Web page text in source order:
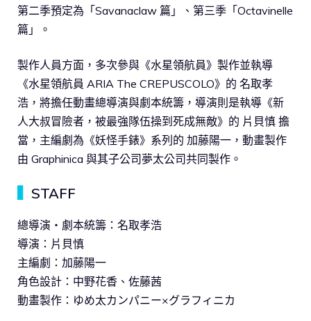
第二季預定為「Savanaclaw 篇」、第三季「Octavinelle
篇」。
製作人員方面，多次參與《水星領航員》製作並執導
《水星領航員 ARIA The CREPUSCOLO》的 名取孝
浩，將擔任動畫總導演與劇本統籌，導演則是執導《新
人大叔冒險者，被最強隊伍操到死成無敵》的 片貝慎 擔
當，主編劇為《妖怪手錶》系列的 加藤陽一，動畫製作
由 Graphinica 與其子公司夢太公司共同製作。
STAFF
總導演・劇本統籌：名取孝浩
導演：片貝慎
主編劇：加藤陽一
角色設計：中野花香、佐藤茜
動畫製作：ゆめ太カンパニー×グラフィニカ